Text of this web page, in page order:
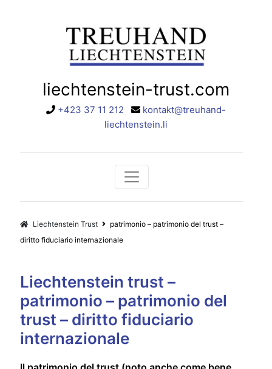
liechtenstein-trust.com
+423 37 11 212
kontakt@treuhand-
liechtenstein.li
Liechtenstein Trust
patrimonio – patrimonio del trust –
diritto fiduciario internazionale
Liechtenstein trust –
patrimonio – patrimonio del
trust – diritto fiduciario
internazionale